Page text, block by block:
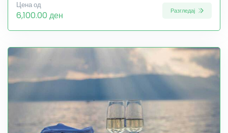
Цена од
6,100.00 ден Разгледај